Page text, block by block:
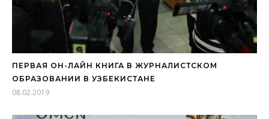
ПЕРВАЯ ОН-ЛАЙН КНИГА В ЖУРНАЛИСТСКОМ
ОБРАЗОВАНИИ В УЗБЕКИСТАНЕ
08.02.2019